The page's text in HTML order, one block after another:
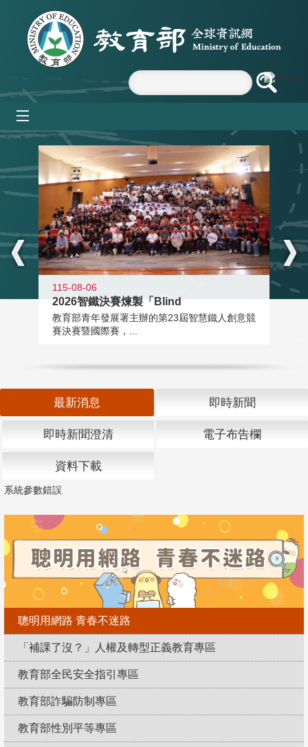
跳到主要內容區塊
:::
115-08-06
2026智鐵決賽煉製「Blind
教育部青年發展署主辦的第23屆智慧鐵人創意競
賽決賽暨國際賽，...
最新消息 即時新聞
即時新聞澄清 電子布告欄
資料下載
系統參數錯誤
聰明用網路 青春不迷路
「補課了沒？」人權及轉型正義教育專區
教育部全民安全指引專區
教育部詐騙防制專區
教育部性別平等專區